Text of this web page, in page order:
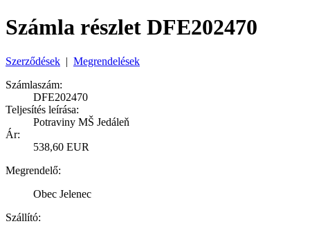
Számla részlet DFE202470
Szerződések | Megrendelések
Számlaszám:
DFE202470
Teljesítés leírása:
Potraviny MŠ Jedáleň
Ár:
538,60 EUR
Megrendelő:
Obec Jelenec
Szállító: